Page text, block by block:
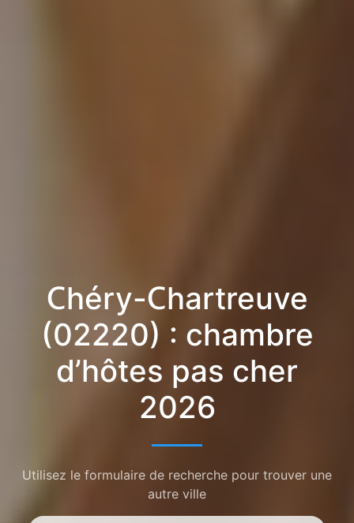
Chéry-Chartreuve
(02220) : chambre
d’hôtes pas cher
2026
Utilisez le formulaire de recherche pour trouver une
autre ville